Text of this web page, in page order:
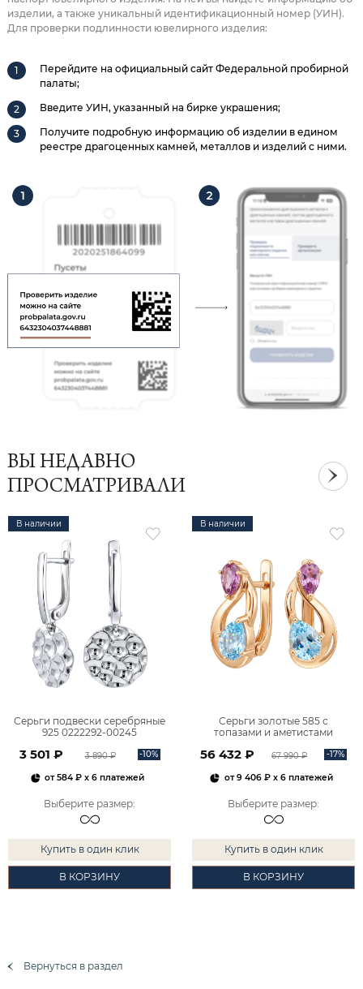
изделии, а также уникальный идентификационный номер (УИН).
Для проверки подлинности ювелирного изделия:
Перейдите на официальный сайт Федеральной пробирной
палаты;
Введите УИН, указанный на бирке украшения;
Получите подробную информацию об изделии в едином
реестре драгоценных камней, металлов и изделий с ними.
ВЫ НЕДАВНО
ПРОСМАТРИВАЛИ
В наличии
Серьги подвески серебряные
925 0222292-00245
3 501 ₽ 3 890 ₽ -10%
от584 ₽ x 6 платежей
Выберите размер:
Купить в один клик
В КОРЗИНУ
В наличии
Серьги золотые 585 с
топазами и аметистами
56 432 ₽ 67 990 ₽ -17%
от9 406 ₽x 6 платежей
Выберите размер:
Купить в один клик
В КОРЗИНУ
Вернуться в раздел